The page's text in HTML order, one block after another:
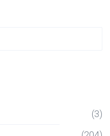
(3)